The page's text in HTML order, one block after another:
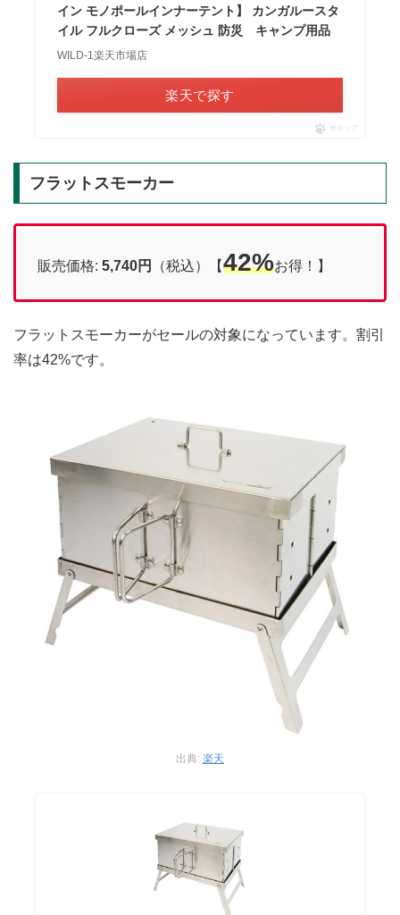
イン モノポールインナーテント】 カンガルースタ
イル フルクローズ メッシュ 防災 キャンプ用品
WILD-1楽天市場店
楽天で探す
ポチップ
フラットスモーカー
販売価格: 5,740円 （税込）【42%お得！】
フラットスモーカーがセールの対象になっています。割引
率は42%です。
出典: 楽天